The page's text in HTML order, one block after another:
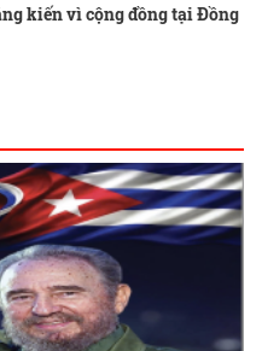
kiến vì cộng đồng tại Đồng